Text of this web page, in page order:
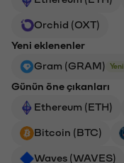
Orchid (OXT)
Yeni eklenenler
Gram (GRAM)
Yeni
Günün öne çıkanları
Ethereum (ETH)
Bitcoin (BTC)
Waves (WAVES)